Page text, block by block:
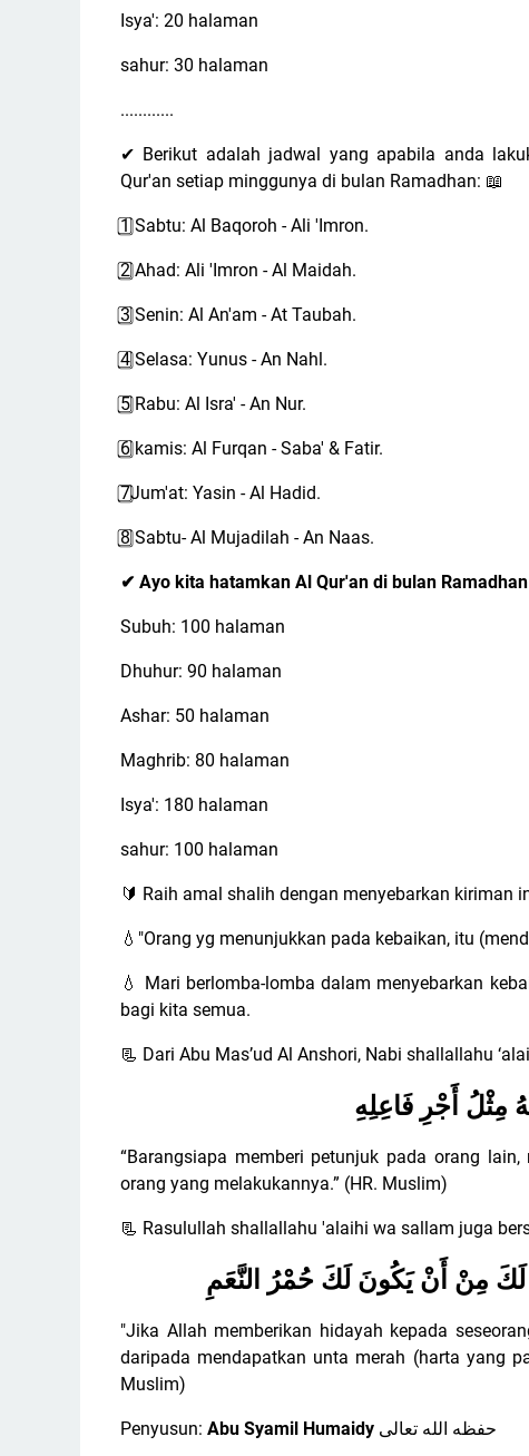
Isya': 20 halaman
sahur: 30 halaman
............
✔ Berikut adalah jadwal yang apabila anda
Qur'an setiap minggunya di bulan Ramadhan: 📖
1Sabtu: Al Baqoroh - Ali 'Imron.
2Ahad: Ali 'Imron - Al Maidah.
3Senin: Al An'am - At Taubah.
4Selasa: Yunus - An Nahl.
5Rabu: Al Isra' - An Nur.
6kamis: Al Furqan - Saba' & Fatir.
7Jum'at: Yasin - Al Hadid.
8Sabtu- Al Mujadilah - An Naas.
✔ Ayo kita hatamkan Al Qur'an di bulan
Subuh: 100 halaman
Dhuhur: 90 halaman
Ashar: 50 halaman
Maghrib: 80 halaman
Isya': 180 halaman
sahur: 100 halaman
🔰 Raih amal shalih dengan menyebarkan kiriman
💧 "Orang yg menunjukkan pada kebaikan, itu
💧
Mari berlomba-lomba dalam menyebarkan
bagi kita semua.
📃 Dari Abu Mas’ud Al Anshori, Nabi shallallahu
مِثْلُ أَجْرِ فَاعِلِهِ
“Barangsiapa memberi petunjuk pada orang
orang yang melakukannya.” (HR. Muslim)
📃 Rasulullah shallallahu 'alaihi wa sallam juga
لَكَ مِنْ أَنْ يَكُونَ لَكَ حُمْرُ النَّعَمِ
"Jika Allah memberikan hidayah kepada
daripada mendapatkan unta merah (harta yang
Muslim)
Penyusun: Abu Syamil Humaidy ﺣﻔﻈﻪ ﺍﻟﻠﻪ ﺗﻌﺎﻟﻰ